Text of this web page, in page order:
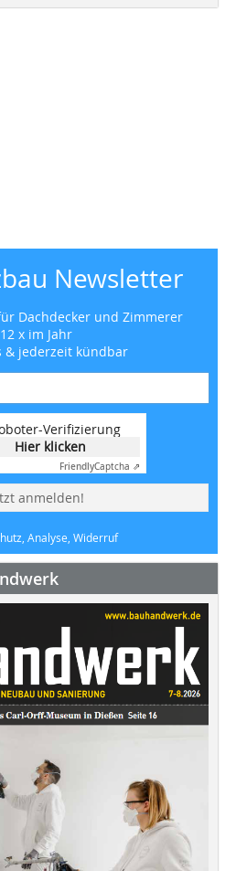
Newsletter
Dachdecker und Zimmerer
x im Jahr
& jederzeit kündbar
Verifizierung
Hier klicken
FriendlyCaptcha ⇗
anmelden!
Analyse, Widerruf